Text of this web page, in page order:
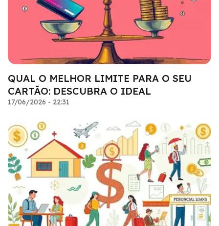
QUAL O MELHOR LIMITE PARA O SEU
CARTÃO: DESCUBRA O IDEAL
17/06/2026 - 22:31